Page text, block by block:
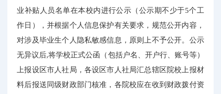
业补贴人员名单在本校内进行公示（公示期不少于5个工
作日），并根据个人信息保护有关要求，规范公开内容，
对涉及毕业生个人隐私敏感信息，原则上不予公开。公示
无异议后,将学校正式公函（包括户名、开户行、账号等）
上报设区市人社局，各设区市人社局汇总辖区院校上报材
料后报送同级财政部门核准，各院校应在收到财政拨付资